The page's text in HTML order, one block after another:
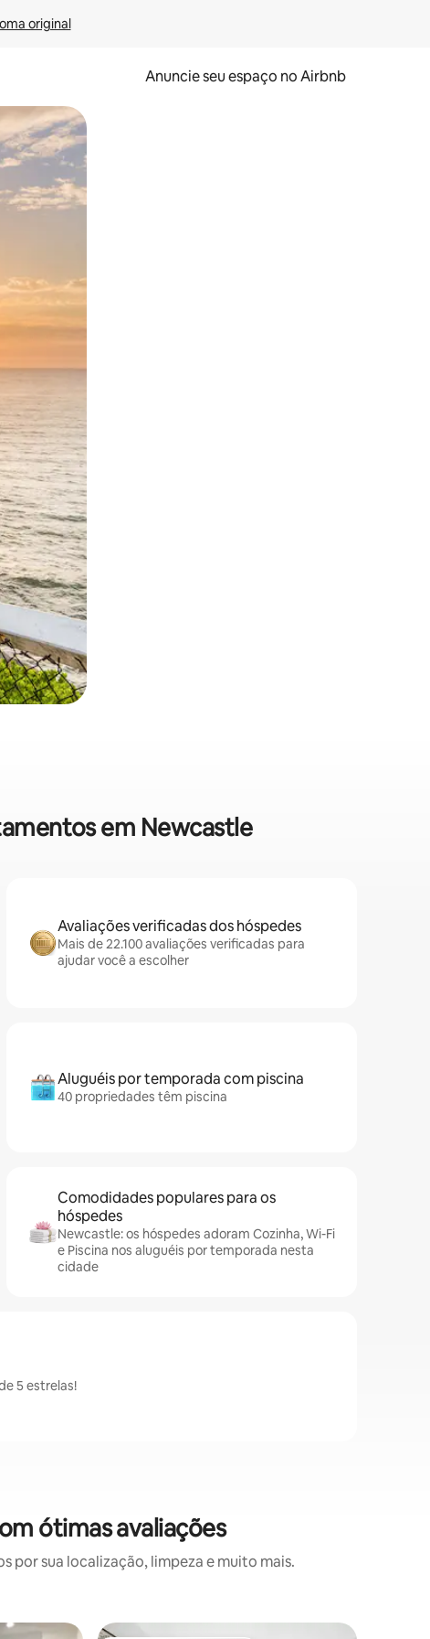
original
Anuncie seu espaço no Airbnb
e deslizando o dedo na tela.
em Newcastle
Avaliações verificadas dos hóspedes
Mais de 22.100 avaliações verificadas para
ajudar você a escolher
Aluguéis por temporada com piscina
40 propriedades têm piscina
Comodidades populares para os
hóspedes
Newcastle: os hóspedes adoram Cozinha, Wi-Fi
e Piscina nos aluguéis por temporada nesta
cidade
5 estrelas!
ótimas avaliações
por sua localização, limpeza e muito mais.